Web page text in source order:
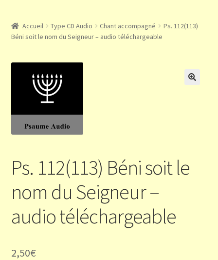
le
Mon compte
Validation de la commande
Accueil Type CD Audio Chant accompagné
Ps. 112(113)
Béni soit le nom du Seigneur – audio téléchargeable
Ps. 112(113) Béni soit le
nom du Seigneur –
audio téléchargeable
2,50€